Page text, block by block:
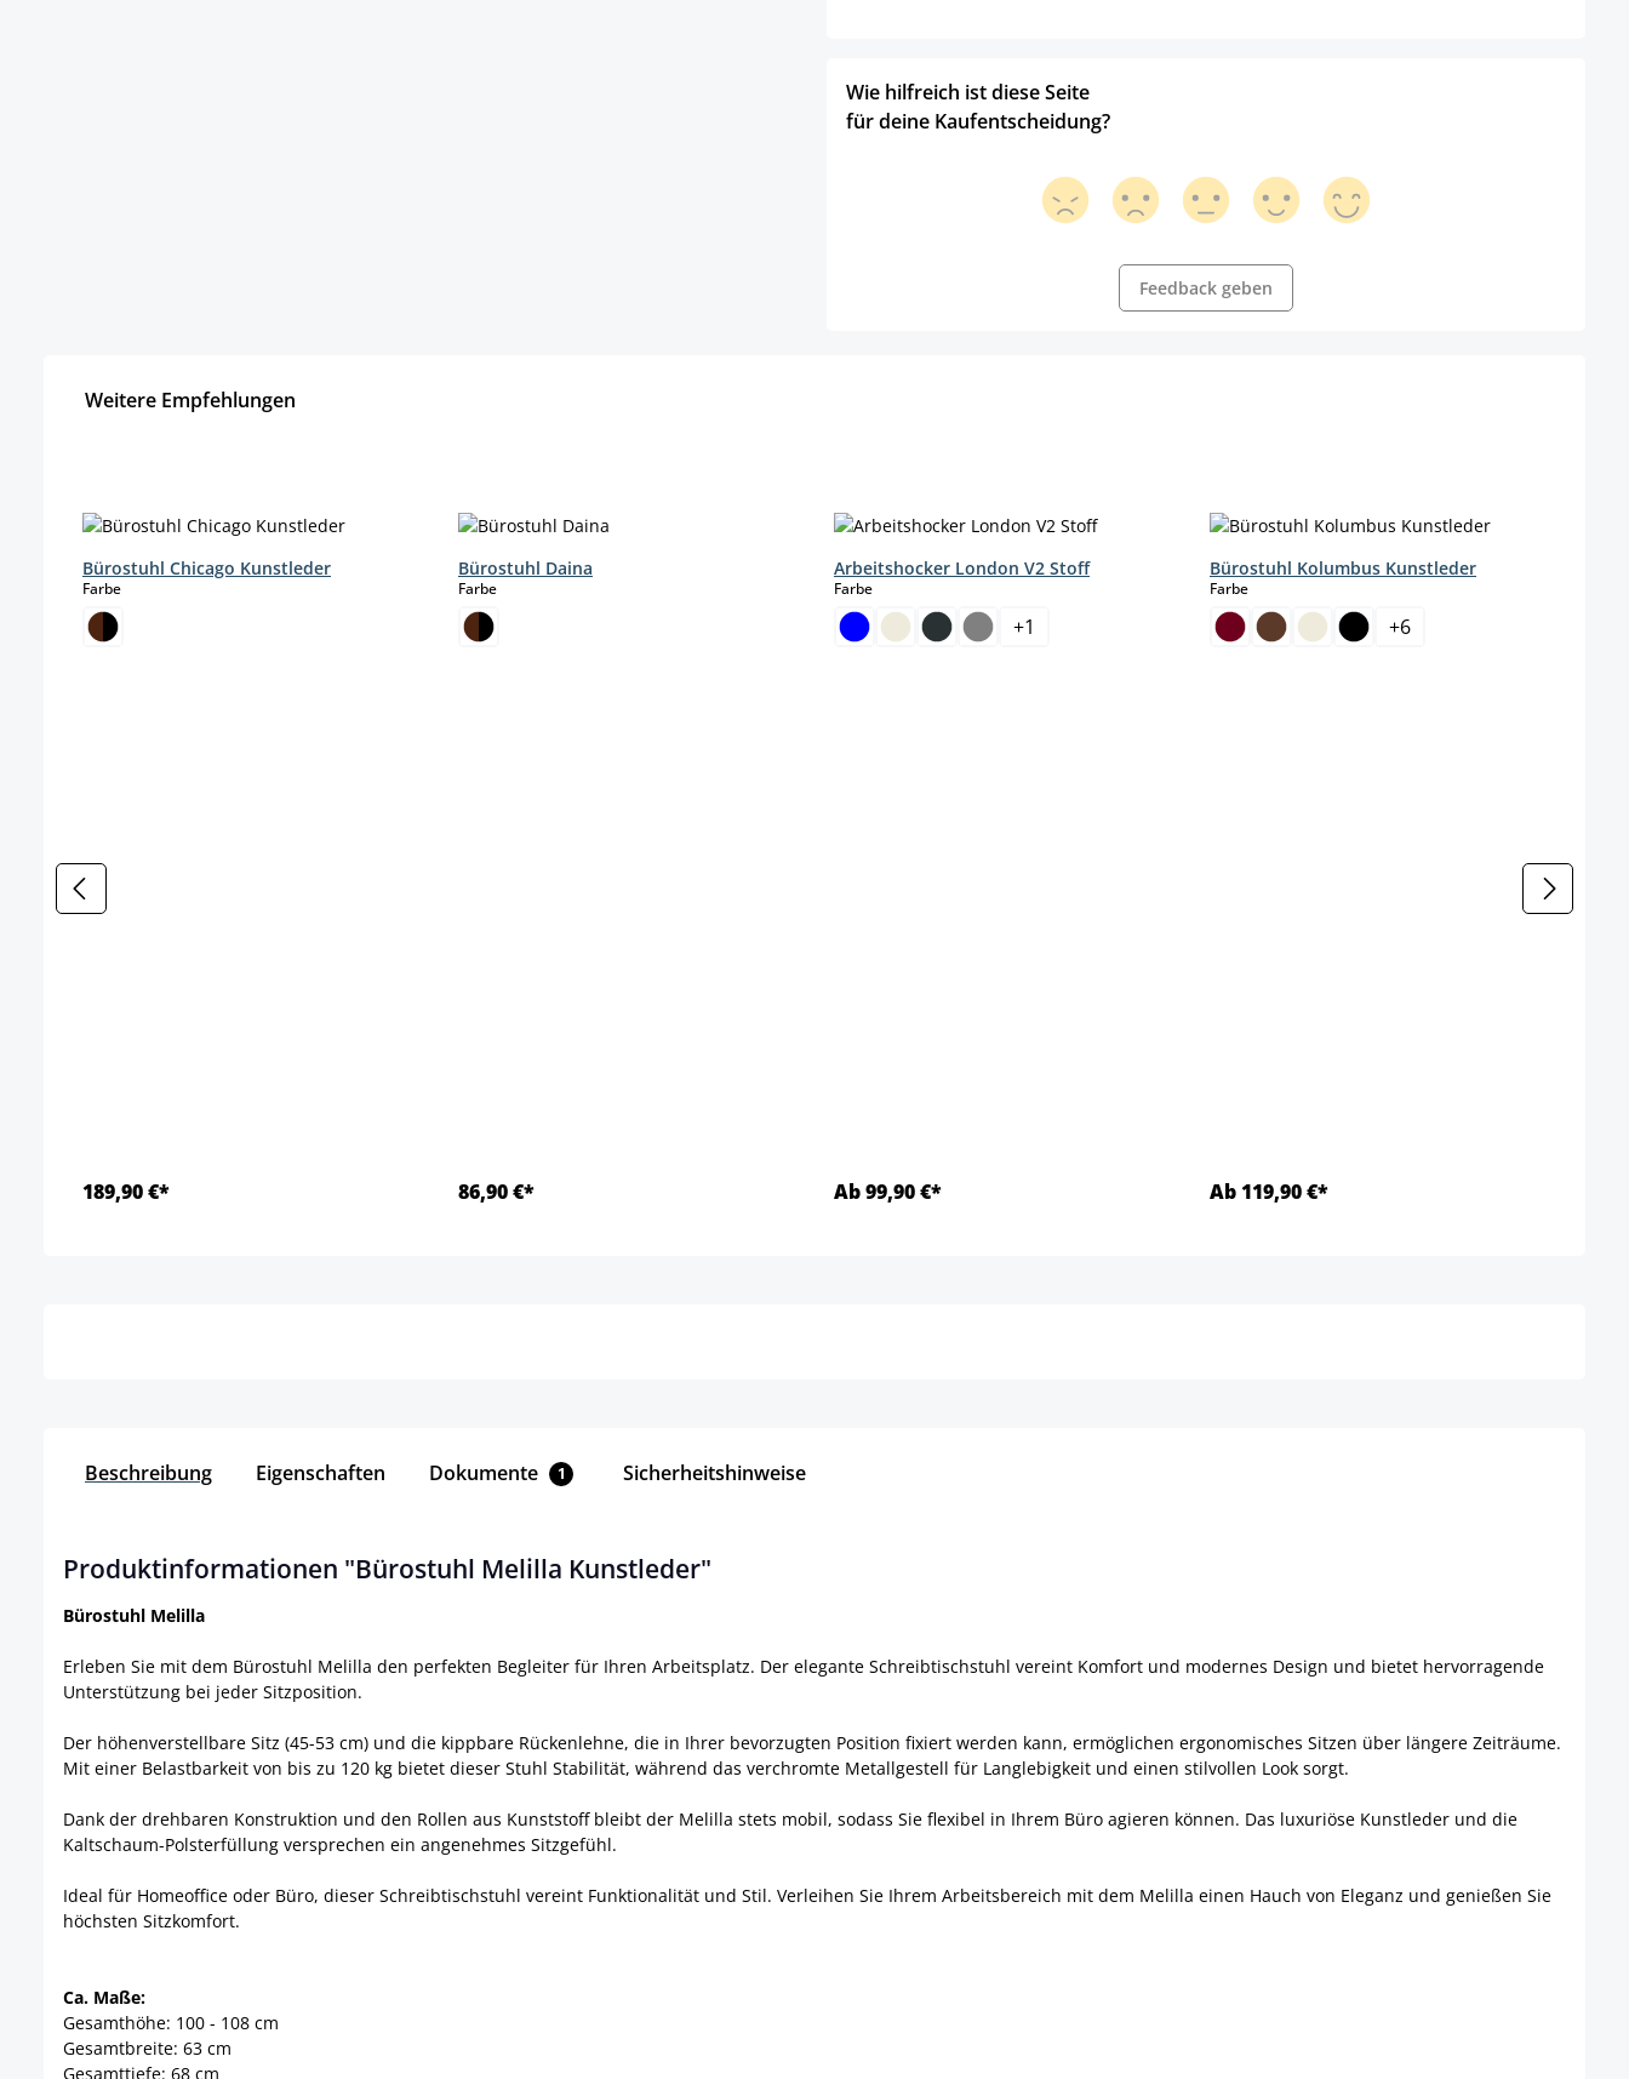
Wie hilfreich ist diese Seite
für deine Kaufentscheidung?
Feedback geben
Weitere Empfehlungen
Bürostuhl Chicago Kunstleder
Farbeauswählen
189,90 €*
Bürostuhl Daina
Farbeauswählen
86,90 €*
Arbeitshocker London V2 Stoff
Farbeauswählen
+1
Ab 99,90 €*
Bürostuhl Kolumbus Kunstleder
Farbeauswählen
+6
Ab 119,90 €*
Beschreibung Eigenschaften Dokumente 1 Sicherheitshinweise
Produktinformationen "Bürostuhl Melilla Kunstleder"
Bürostuhl Melilla
Erleben Sie mit dem Bürostuhl Melilla den perfekten Begleiter für Ihren Arbeitsplatz. Der elegante Schreibtischstuhl vereint Komfort und modernes Design und bietet hervorragende
Unterstützung bei jeder Sitzposition.
Der höhenverstellbare Sitz (45-53 cm) und die kippbare Rückenlehne, die in Ihrer bevorzugten Position fixiert werden kann, ermöglichen ergonomisches Sitzen über längere Zeiträume.
Mit einer Belastbarkeit von bis zu 120 kg bietet dieser Stuhl Stabilität, während das verchromte Metallgestell für Langlebigkeit und einen stilvollen Look sorgt.
Dank der drehbaren Konstruktion und den Rollen aus Kunststoff bleibt der Melilla stets mobil, sodass Sie flexibel in Ihrem Büro agieren können. Das luxuriöse Kunstleder und die
Kaltschaum-Polsterfüllung versprechen ein angenehmes Sitzgefühl.
Ideal für Homeoffice oder Büro, dieser Schreibtischstuhl vereint Funktionalität und Stil. Verleihen Sie Ihrem Arbeitsbereich mit dem Melilla einen Hauch von Eleganz und genießen Sie
höchsten Sitzkomfort.
Ca. Maße:
Gesamthöhe: 100 - 108 cm
Gesamtbreite: 63 cm
Gesamttiefe: 68 cm